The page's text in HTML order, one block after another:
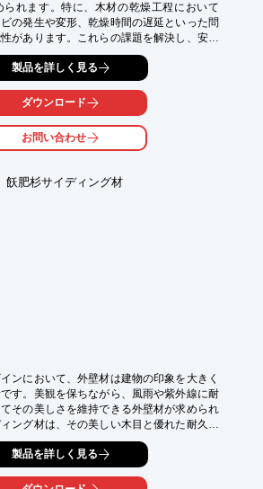
られます。特に、木材の乾燥工程において
の発生や変形、乾燥時間の遅延といった問
があります。これらの課題を解決し、安定
現するためには、効果的な除湿能力を持つ
務用小型除湿機は、こうした木材加工現場
です。
製品を詳しく見る
ダウンロード
お問い合わせ
飫肥杉サイディング材
ンにおいて、外壁材は建物の印象を大きく
す。美観を保ちながら、風雨や紫外線に耐
その美しさを維持できる外壁材が求められ
ング材は、その美しい木目と優れた耐久性
向上させる最適な選択肢です。
製品を詳しく見る